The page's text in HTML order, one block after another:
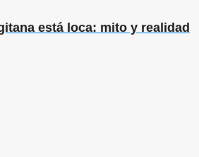
está loca: mito y realidad